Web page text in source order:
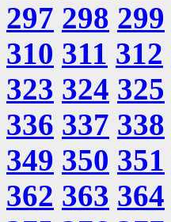
297 298 299
310 311 312
323 324 325
336 337 338
349 350 351
362 363 364